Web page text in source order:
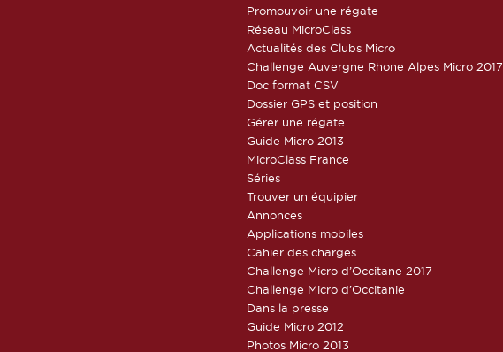
Promouvoir une régate
Réseau MicroClass
Actualités des Clubs Micro
Challenge Auvergne Rhone Alpes Micro 2017
Doc format CSV
Dossier GPS et position
Gérer une régate
Guide Micro 2013
MicroClass France
Séries
Trouver un équipier
Annonces
Applications mobiles
Cahier des charges
Challenge Micro d’Occitane 2017
Challenge Micro d’Occitanie
Dans la presse
Guide Micro 2012
Photos Micro 2013